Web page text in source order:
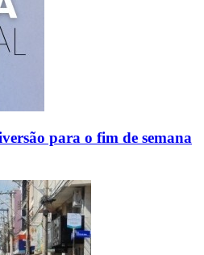
para o fim de semana